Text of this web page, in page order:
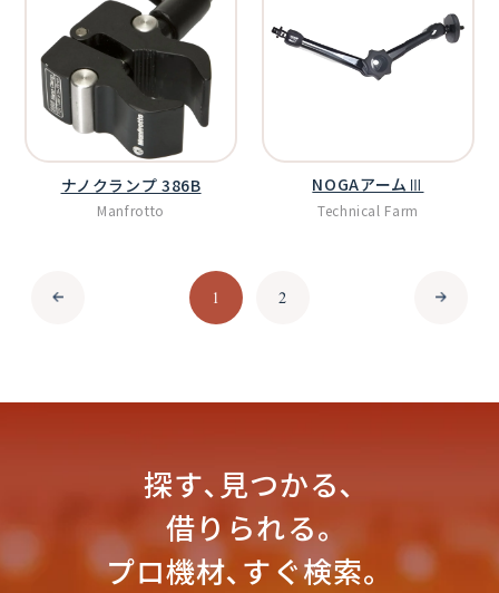
ナノクランプ 386B
Manfrotto
NOGAアームⅢ
Technical Farm
1 2
探す､見つかる､
借りられる｡
プロ機材､すぐ検索。